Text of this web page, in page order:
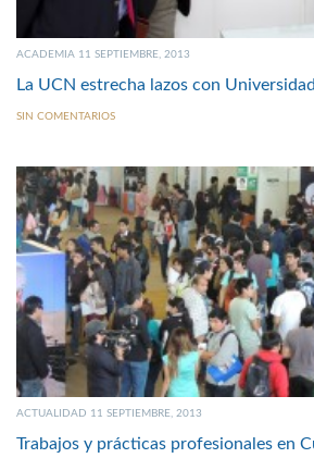
ACADEMIA 11 SEPTIEMBRE, 2013
La UCN estrecha lazos con
SIN COMENTARIOS
ACTUALIDAD 11 SEPTIEMBRE, 2013
Trabajos y prácticas profesionales en